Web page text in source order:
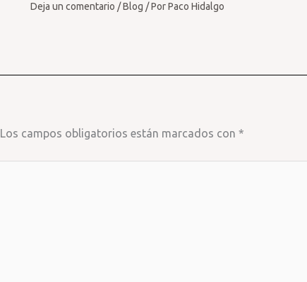
Deja un comentario /Blog / PorPaco Hidalgo
Los campos obligatorios están marcados con *